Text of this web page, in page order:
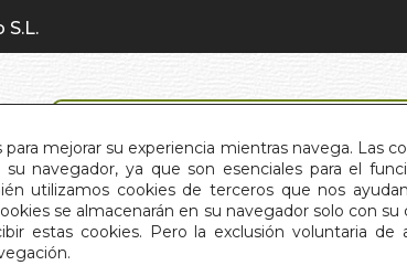
mejorar su experiencia mientras navega. Las
navegador, ya que son esenciales para el
utilizamos cookies de terceros que nos
se almacenarán en su navegador solo con
estas cookies. Pero la exclusión voluntaria de
S.L.
INICIO QUIÉNES SOMOS